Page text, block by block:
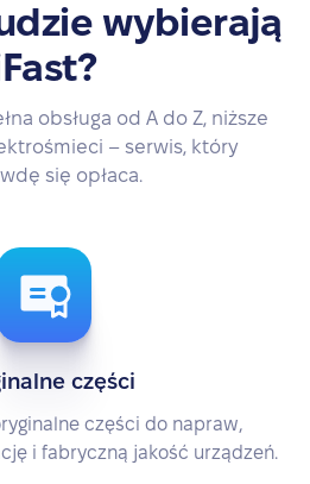
wybierają
obsługa od A do Z, niższe
– serwis, który
się opłaca.
części
części do napraw,
i fabryczną jakość urządzeń.